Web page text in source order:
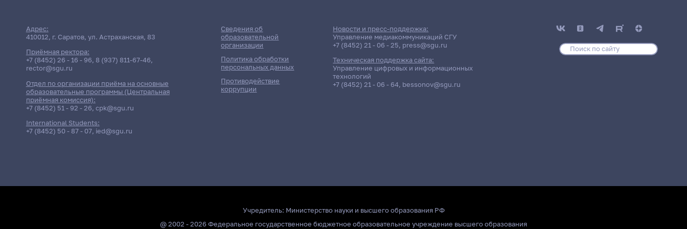
Адрес:
410012, г. Саратов, ул. Астраханская, 83
Приёмная ректора:
+7 (8452) 26 - 16 - 96, 8 (937) 811-67-46,
rector@sgu.ru
Отдел по организации приёма на основные
образовательные программы (Центральная
приёмная комиссия):
+7 (8452) 51 - 92 - 26, cpk@sgu.ru
International Students:
+7 (8452) 50 - 87 - 07, ied@sgu.ru
Сведения об
образовательной
организации
Политика обработки
персональных данных
Противодействие
коррупции
Новости и пресс-поддержка:
Управление медиакоммуникаций СГУ
+7 (8452) 21 - 06 - 25, press@sgu.ru
Техническая поддержка сайта:
Управление цифровых и информационных
технологий
+7 (8452) 21 - 06 - 64, bessonov@sgu.ru
Учредитель: Министерство науки и высшего образования РФ
@ 2002 - 2026 Федеральное государственное бюджетное образовательное учреждение высшего образования